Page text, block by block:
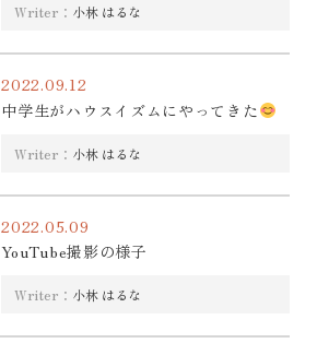
Writer： 小林 はるな
2022.09.12
中学生がハウスイズムにやってきた
Writer： 小林 はるな
2022.05.09
YouTube撮影の様子
Writer： 小林 はるな